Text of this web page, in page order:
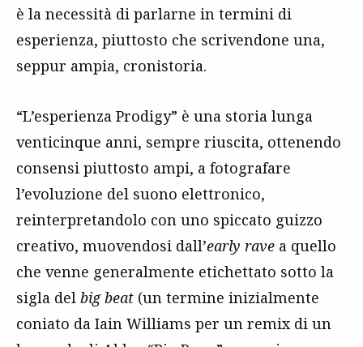
è la necessità di parlarne in termini di
esperienza, piuttosto che scrivendone una,
seppur ampia, cronistoria.
“L’esperienza Prodigy” è una storia lunga
venticinque anni, sempre riuscita, ottenendo
consensi piuttosto ampi, a fotografare
l’evoluzione del suono elettronico,
reinterpretandolo con uno spiccato guizzo
creativo, muovendosi dall’early rave a quello
che venne generalmente etichettato sotto la
sigla del big beat (un termine inizialmente
coniato da Iain Williams per un remix di un